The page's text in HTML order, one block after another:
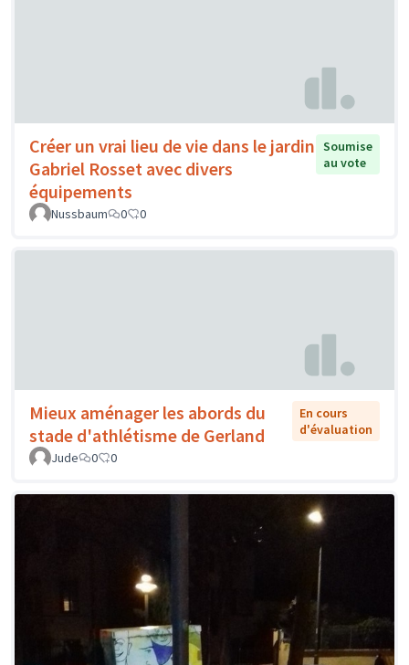
Créer un vrai lieu de vie dans le jardin
Gabriel Rosset avec divers
équipements
Soumise
au vote
Nussbaum 0 0
Mieux aménager les abords du
stade d'athlétisme de Gerland
En cours
d'évaluation
Jude
0 0